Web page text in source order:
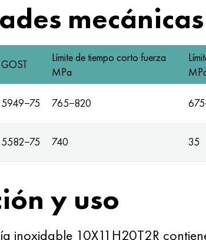
GOST
Límite de tiempo corto fuerza
MPa
5949−75 765−820
5582−75 740 35
y uso
inoxidable 10X11H20T2R